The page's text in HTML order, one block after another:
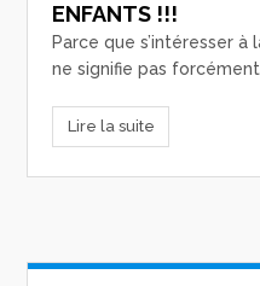
ENFANTS !!!
Parce que s’intéresser
ne signifie pas
Lire la suite